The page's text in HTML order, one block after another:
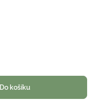
Do košíku